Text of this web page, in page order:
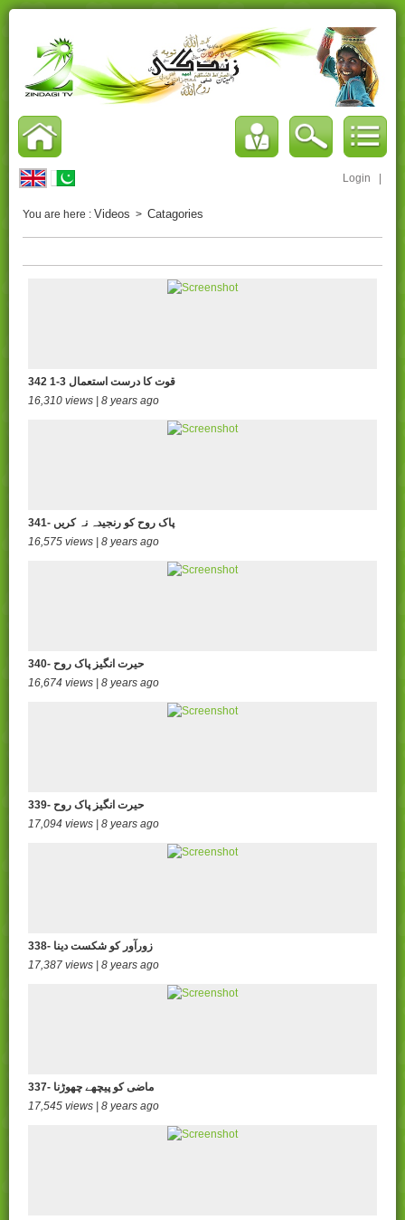
Login
You are here : Videos > Catagories
342 قوت کا درست استعمال 3-1
16,310 views | 8 years ago
341- پاک روح کو رنجیدہ نہ کریں
16,575 views | 8 years ago
340- حیرت انگیز پاک روح
16,674 views | 8 years ago
339- حیرت انگیز پاک روح
17,094 views | 8 years ago
338- زورآور کو شکست دینا
17,387 views | 8 years ago
337- ماضی کو پیچھے چھوڑنا
17,545 views | 8 years ago